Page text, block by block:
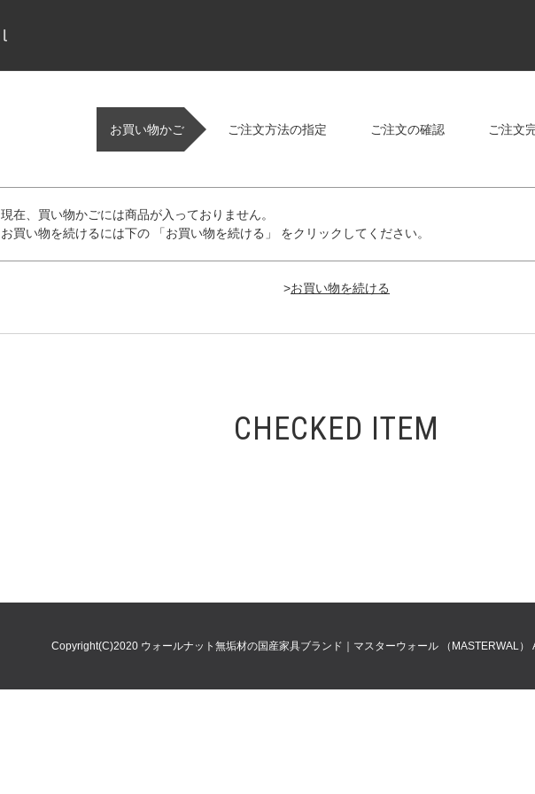
お買い物かご ご注文方法の指定 ご注文の確認 ご注文
現在、買い物かごには商品が入っておりません。
お買い物を続けるには下の 「お買い物を続ける」 をクリックしてください。
>
CHECKED ITEM
Copyright(C)2020 ウォールナット無垢材の国産家具ブランド｜マスターウォール （MASTERWAL）